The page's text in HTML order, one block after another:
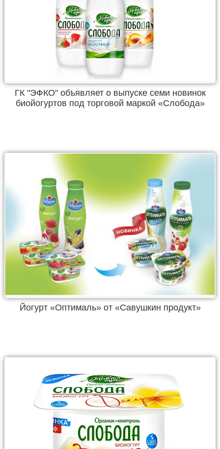
ГК "ЭФКО" объявляет о выпуске семи новинок
биойогуртов под торговой маркой «Слобода»
Йогурт «Оптималь» от «Савушкин продукт»